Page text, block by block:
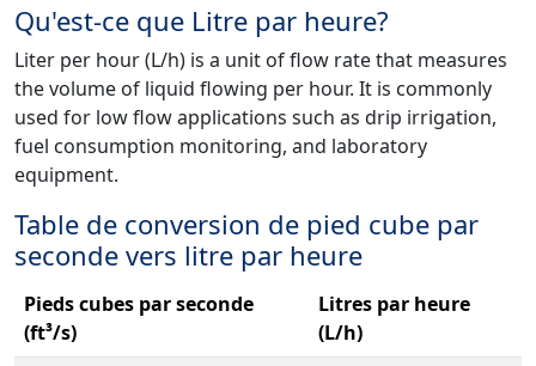
Qu'est-ce que Litre par heure?
Liter per hour (L/h) is a unit of flow rate that measures
the volume of liquid flowing per hour. It is commonly
used for low flow applications such as drip irrigation,
fuel consumption monitoring, and laboratory
equipment.
Table de conversion de pied cube par
seconde vers litre par heure
Pieds cubes par seconde
(ft³/s)
Litres par heure
(L/h)